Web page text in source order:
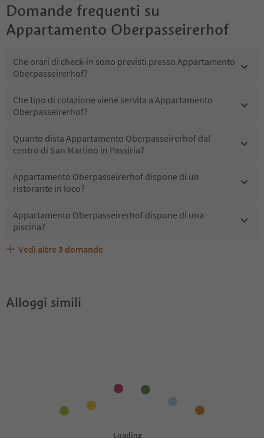
Domande frequenti su
Appartamento Oberpasseirerhof
Che orari di check-in sono previsti presso Appartamento
Oberpasseirerhof?
Che tipo di colazione viene servita a Appartamento
Oberpasseirerhof?
Quanto dista Appartamento Oberpasseirerhof dal
centro di San Martino in Passiria?
Appartamento Oberpasseirerhof dispone di un
ristorante in loco?
Appartamento Oberpasseirerhof dispone di una
piscina?
Appartamento Oberpasseirerhof accetta animali
Quali servizi/attività sono disponibili presso
Gli ospiti di Appartamento Oberpasseirerhof ricevono
Vedi altre 3 domande
Alloggi simili